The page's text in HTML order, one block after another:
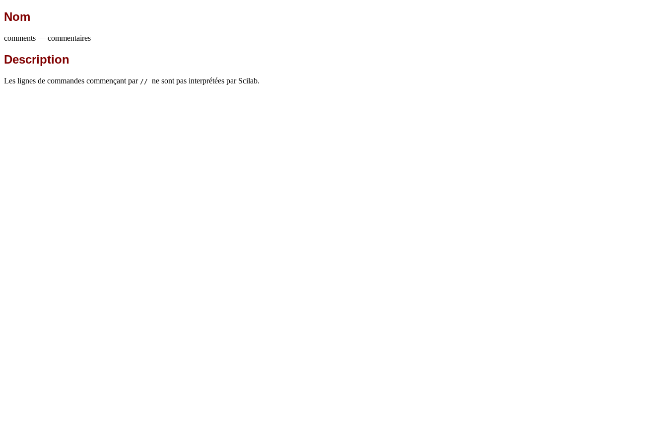
Nom
comments — commentaires
Description
Les lignes de commandes commençant par // ne sont pas interprétées par Scilab.